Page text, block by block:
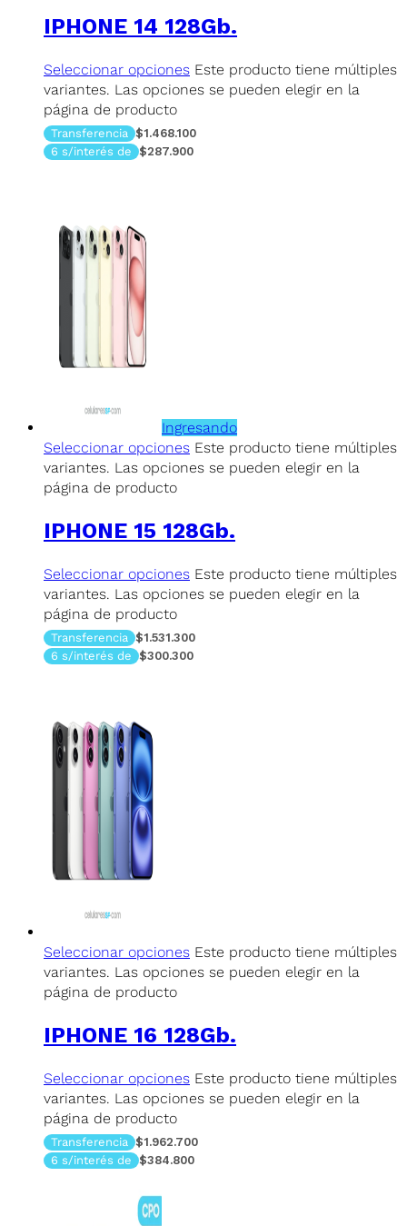
IPHONE 14 128Gb.
Seleccionar opciones Este producto tiene múltiples
variantes. Las opciones se pueden elegir en la
página de producto
Transferencia $1.468.100
6 s/interés de $287.900
Ingresando
Seleccionar opciones Este producto tiene múltiples
variantes. Las opciones se pueden elegir en la
página de producto
IPHONE 15 128Gb.
Seleccionar opciones Este producto tiene múltiples
variantes. Las opciones se pueden elegir en la
página de producto
Transferencia $1.531.300
6 s/interés de $300.300
Seleccionar opciones Este producto tiene múltiples
variantes. Las opciones se pueden elegir en la
página de producto
IPHONE 16 128Gb.
Seleccionar opciones Este producto tiene múltiples
variantes. Las opciones se pueden elegir en la
página de producto
Transferencia $1.962.700
6 s/interés de $384.800